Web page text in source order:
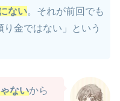
ない。それが前回でも
金ではない」という
ないから